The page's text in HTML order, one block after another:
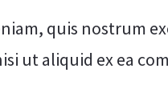
quis nostrum
ut aliquid ex ea